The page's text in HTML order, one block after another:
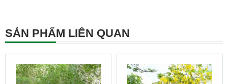
SẢN PHẨM LIÊN QUAN